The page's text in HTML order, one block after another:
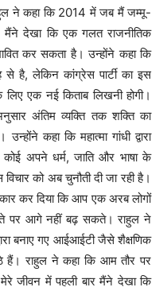
ने कहा कि 2014 में जब मैं जम्मू-
मैंने देखा कि एक गलत राजनीतिक
कर सकता है। उन्होंने कहा कि
से है, लेकिन कांग्रेस पार्टी का इस
एक नई किताब लिखनी होगी।
अंतिम व्यक्ति तक शक्ति का
कहा कि महात्मा गांधी द्वारा
कोई अपने धर्म, जाति और भाषा के
को अब चुनौती दी जा रही है।
कर दिया कि आप एक अरब लोगों
पर आगे नहीं बढ़ सकते। राहुल ने
बनाए गए आईआईटी जैसे शैक्षणिक
राहुल ने कहा कि आम तौर पर
जीवन में पहली बार मैंने देखा कि